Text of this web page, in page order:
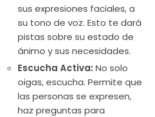
sus expresiones faciales, a
su tono de voz. Esto te dará
pistas sobre su estado de
ánimo y sus necesidades.
Escucha Activa: No solo
oigas, escucha. Permite que
las personas se expresen,
haz preguntas para